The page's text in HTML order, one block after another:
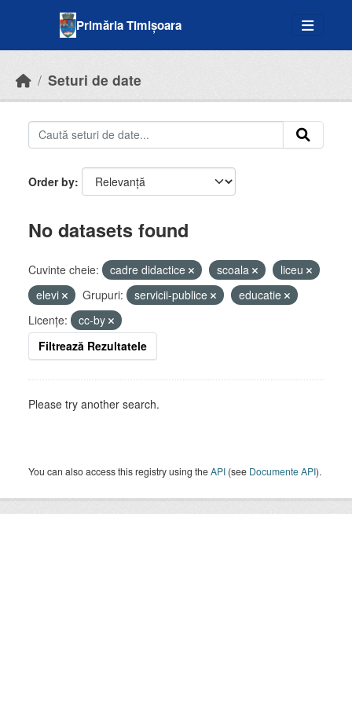
Primăria Timișoara
Seturi de date
Order by
No datasets found
Cuvinte cheie: cadre didactice scoala
liceu
elevi
Grupuri: servicii-publice
educatie
Licenţe:
cc-by
Filtrează Rezultatele
Please try another search.
You can also access this registry using theAPI (see Documente API).